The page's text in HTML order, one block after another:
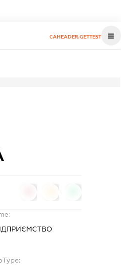
CAHEADER.GETTEST